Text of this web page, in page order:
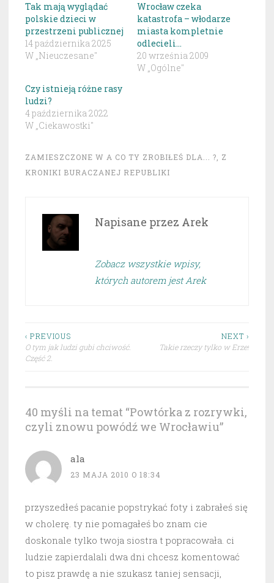
Tak mają wyglądać
polskie dzieci w
przestrzeni publicznej
14 października 2025
W „Nieuczesane"
Wrocław czeka
katastrofa – włodarze
miasta kompletnie
odlecieli…
20 września 2009
W „Ogólne"
Czy istnieją różne rasy
ludzi?
4 października 2022
W „Ciekawostki"
ZAMIESZCZONE W A CO TY ZROBIŁEŚ DLA... ?, Z
KRONIKI BURACZANEJ REPUBLIKI
Napisane przez Arek
Zobacz wszystkie wpisy,
których autorem jest Arek
Nawigacja
wpisu
‹ PREVIOUS
O tym jak ludzi gubi chciwość.
Część 2.
NEXT ›
Takie rzeczy tylko w Erze!
40 myśli na temat “Powtórka z rozrywki,
czyli znowu powódź we Wrocławiu”
ala
23 MAJA 2010 O 18:34
przyszedłeś pacanie popstrykać foty i zabrałeś się
w cholerę. ty nie pomagałeś bo znam cie
doskonale tylko twoja siostra t popracowała. ci
ludzie zapierdalali dwa dni chcesz komentować
to pisz prawdę a nie szukasz taniej sensacji,